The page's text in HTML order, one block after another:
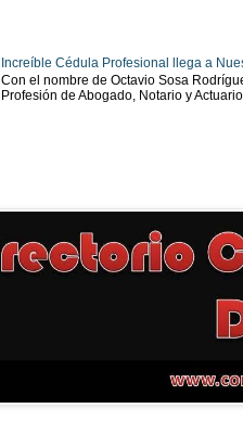
Increíble Cédula Profesional llega a
Con el nombre de Octavio Sosa
Profesión de Abogado, Notario y